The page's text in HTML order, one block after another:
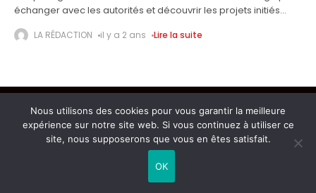
échanger avec les autorités et découvrir les projets initiés
LA RÉDACTION il y a 2 ans Lire la suite
Copyright © 2026 L'AIGLE DU CONTINENT
Nous utilisons des cookies pour vous garantir la meilleure
expérience sur notre site web. Si vous continuez à utiliser ce
site, nous supposerons que vous en êtes satisfait.
OK